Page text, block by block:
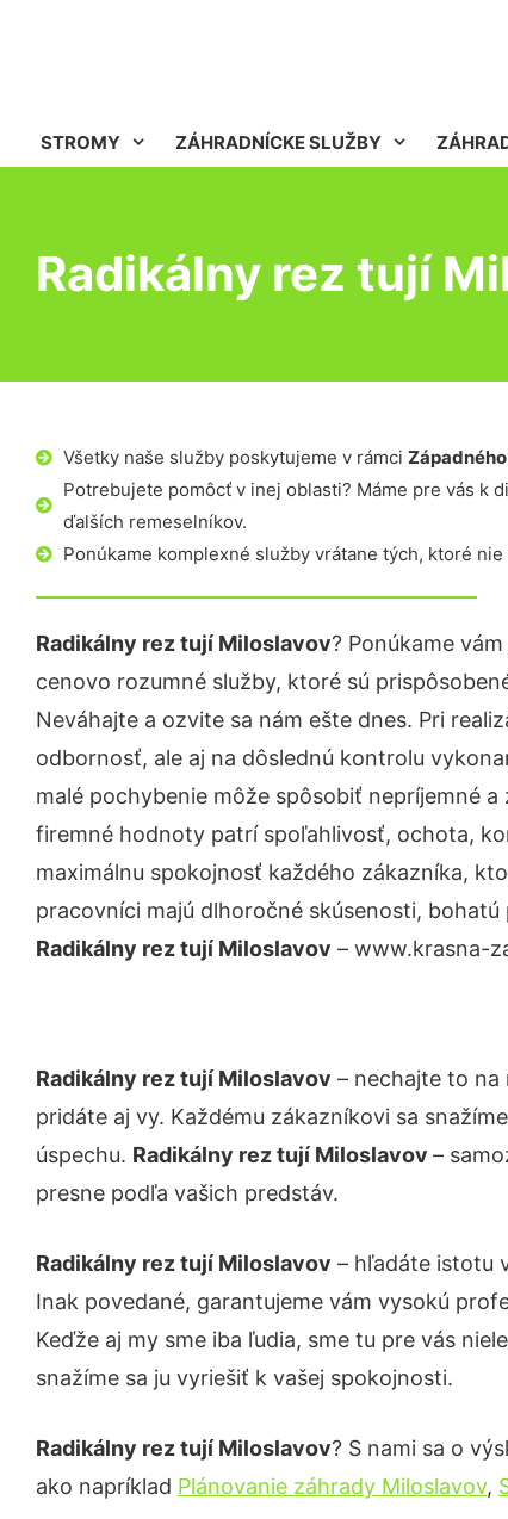
STROMY ZÁHRADNÍCKE SLUŽBY
Radikálny rez tují
Všetky naše služby poskytujeme v rámci
Potrebujete pomôcť v inej oblasti? Máme pre vás k
ďalších remeselníkov.
Ponúkame komplexné služby vrátane tých, ktoré
Radikálny rez tují Miloslavov? Ponúkame
cenovo rozumné služby, ktoré sú
Neváhajte a ozvite sa nám ešte dnes. Pri
odbornosť, ale aj na dôslednú kontrolu
malé pochybenie môže spôsobiť nepríjemné
firemné hodnoty patrí spoľahlivosť, ochota,
maximálnu spokojnosť každého zákazníka,
pracovníci majú dlhoročné skúsenosti, bohatú
Radikálny rez tují Miloslavov – www.krasna-
Radikálny rez tují Miloslavov – nechajte to na
pridáte aj vy. Každému zákazníkovi sa
úspechu. Radikálny rez tují Miloslavov –
presne podľa vašich predstáv.
Radikálny rez tují Miloslavov – hľadáte istotu
Inak povedané, garantujeme vám vysokú
Keďže aj my sme iba ľudia, sme tu pre vás
snažíme sa ju vyriešiť k vašej spokojnosti.
Radikálny rez tují Miloslavov? S nami sa o
ako napríklad Plánovanie záhrady Miloslavov,